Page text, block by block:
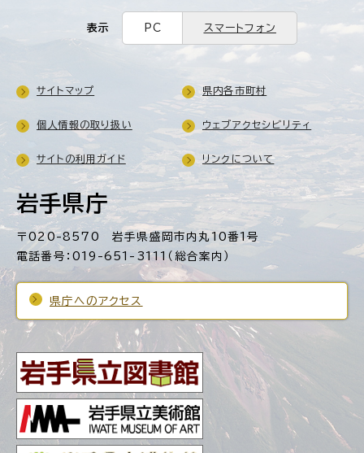
表示 PC スマートフォン
岩手県庁
〒020-8570 岩手県盛岡市内丸10番1号
電話番号：019-651-3111（総合案内）
県庁へのアクセス
サイトマップ 県内各市町村
個人情報の取り扱い ウェブアクセシビリティ
サイトの利用ガイド リンクについて